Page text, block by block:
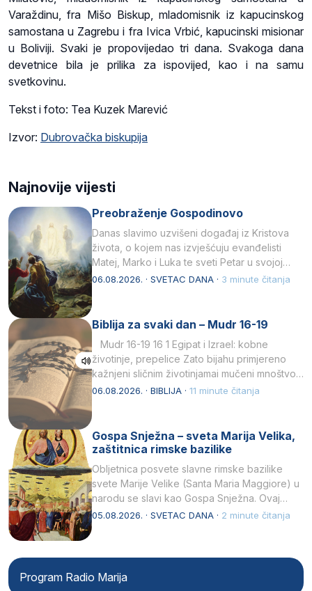
Varaždinu, fra Mišo Biskup, mladomisnik iz kapucinskog
samostana u Zagrebu i fra Ivica Vrbić, kapucinski misionar
u Boliviji. Svaki je propovijedao tri dana. Svakoga dana
devetnice bila je prilika za ispovijed, kao i na samu
svetkovinu.
Tekst i foto: Tea Kuzek Marević
Izvor: Dubrovačka biskupija
Najnovije vijesti
Preobraženje Gospodinovo
Danas slavimo uzvišeni događaj iz Kristova
života, o kojem nas izvješćuju evanđelisti
Matej, Marko i Luka te sveti Petar u svojoj
drugoj…
06.08.2026. · SVETAC DANA · 3 minute čitanja
Biblija za svaki dan – Mudr 16-19
Mudr 16-19 16 1 Egipat i Izrael: kobne
životinje, prepelice Zato bijahu primjereno
kažnjeni sličnim životinjamai mučeni mnoštvom
kukaca.2 A narod…
06.08.2026. · BIBLIJA · 11 minute čitanja
Gospa Snježna – sveta Marija Velika,
zaštitnica rimske bazilike
Obljetnica posvete slavne rimske bazilike
svete Marije Velike (Santa Maria Maggiore) u
narodu se slavi kao Gospa Snježna. Ovaj
naziv, Sancta Maria…
05.08.2026. · SVETAC DANA · 2 minute čitanja
Program Radio Marija